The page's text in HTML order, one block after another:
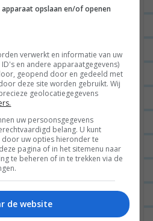
halve dag met Morris en
‘s Ochtends begonnen we
deed ‘m in bad. Daarna zijn
met de buggy om een
Hema en even
en daarna ging Knorkel
opslaan en/of openen
verwerkt en informatie van uw
en andere apparaatgegevens)
geopend door en gedeeld met
deze site worden gebruikt. Wij
geolocatiegegevens
uw persoonsgegevens
belang. U kunt
door uw opties hieronder te
pagina of in het sitemenu naar
te beheren of in te trekken via de
de website